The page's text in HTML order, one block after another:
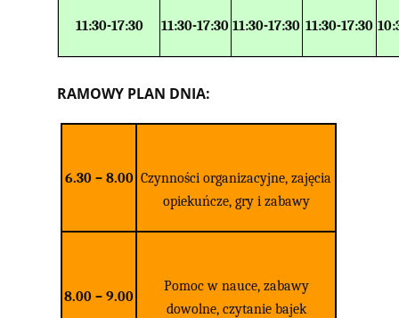
11:30-17:30 11:30-17:30 11:30-17:30 11:30-17:30
RAMOWY PLAN DNIA:
6.30 – 8.00 Czynności organizacyjne, zajęcia
opiekuńcze, gry i zabawy
8.00 – 9.00
Pomoc w nauce, zabawy
dowolne, czytanie bajek